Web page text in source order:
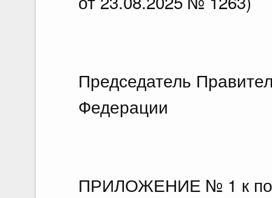
Председатель
Федерации
ПРИЛОЖЕНИЕ № 1 к